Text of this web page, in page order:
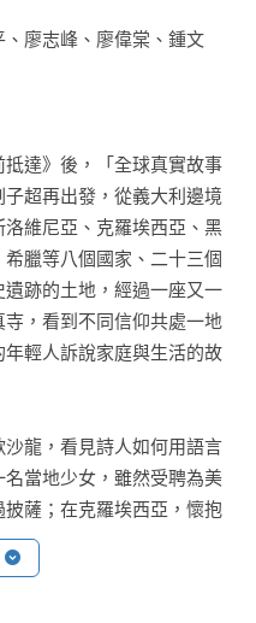
廖志峰、廖偉棠、鍾文
達》後，「全球真實故事
超再出發，從義大利邊境
維尼亞、克羅埃西亞、黑
臘等八個國家、二十三個
跡的土地，經過一座又一
，看到不同信仰共處一地
輕人訴說家庭與生活的故
龍，看見詩人如何用語言
當地少女，雖然受聘為美
薩；在克羅埃西亞，懷抱
湎於修繕共和國舊物；在
種系統：郵政、電力公